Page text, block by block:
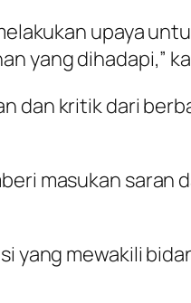
upaya
yang dihadapi,”
dan kritik dari
masukan saran
yang mewakili